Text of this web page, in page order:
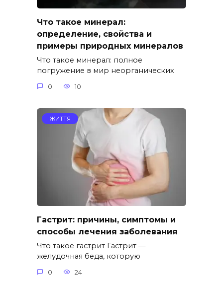
Что такое минерал:
определение, свойства и
примеры природных минералов
Что такое минерал: полное
погружение в мир неорганических
0 10
ЖИТТЯ
Гастрит: причины, симптомы и
способы лечения заболевания
Что такое гастрит Гастрит —
желудочная беда, которую
0 24